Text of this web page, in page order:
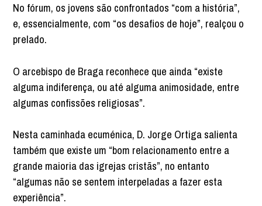
No fórum, os jovens são confrontados “com a história”,
e, essencialmente, com “os desafios de hoje”, realçou o
prelado.
O arcebispo de Braga reconhece que ainda “existe
alguma indiferença, ou até alguma animosidade, entre
algumas confissões religiosas”.
Nesta caminhada ecuménica, D. Jorge Ortiga salienta
também que existe um “bom relacionamento entre a
grande maioria das igrejas cristãs”, no entanto
“algumas não se sentem interpeladas a fazer esta
experiência”.